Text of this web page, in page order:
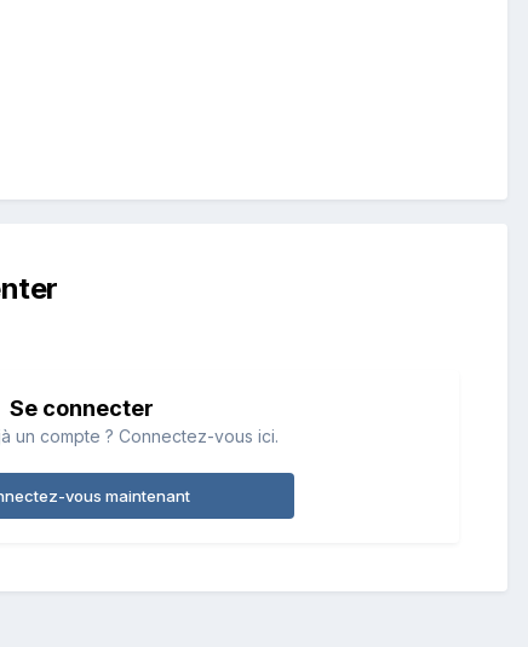
Se connecter
un compte ? Connectez-vous ici.
vous maintenant